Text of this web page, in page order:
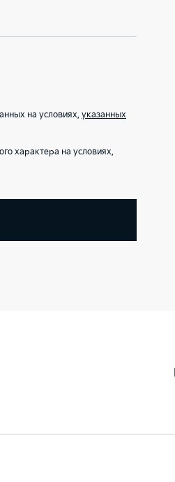
на условиях, указанных
характера на условиях,